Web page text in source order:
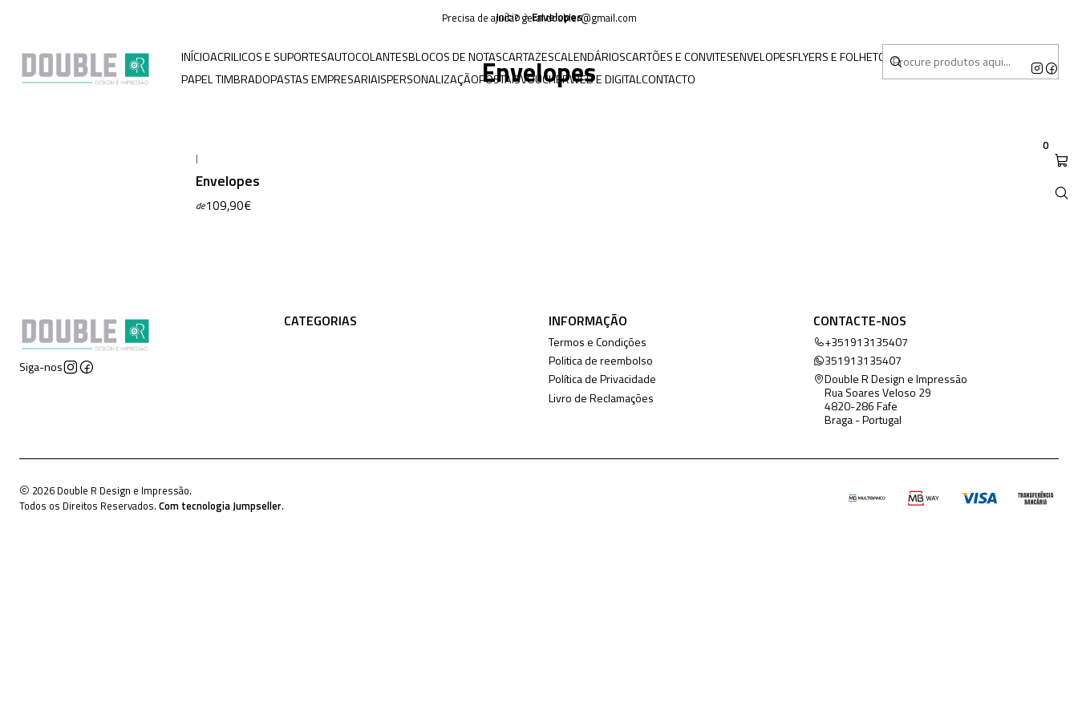
INÍCIOACRILICOS E SUPORTESAUTOCOLANTESBLOCOS DE NOTASCARTAZESCALENDÁRIOSCARTÕES E CONVITESENVELOPESFLYERS E FOLHETOSMERCHANDISING
PAPEL TIMBRADOPASTAS EMPRESARIAISPERSONALIZAÇÃOPOSTAISVOUCHERWEB E DIGITALCONTACTO
0
Precisa de ajuda? geral.doubler@gmail.com
Início Envelopes
Envelopes
|
Envelopes
de109,90€
Siga-nos
CATEGORIAS INFORMAÇÃO
Termos e Condições
Politica de reembolso
Política de Privacidade
Livro de Reclamações
CONTACTE-NOS
+351913135407
351913135407
Double R Design e Impressão
Rua Soares Veloso 29
4820-286 Fafe
Braga - Portugal
2026 Double R Design e Impressão.
Todos os Direitos Reservados. Com tecnologia Jumpseller.